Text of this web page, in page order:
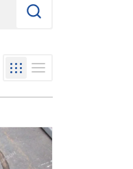
Найти